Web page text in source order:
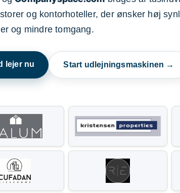
og kontorhoteller, der ønsker høj
og mindre tomgang.
lejer nu Start udlejningsmaskinen →